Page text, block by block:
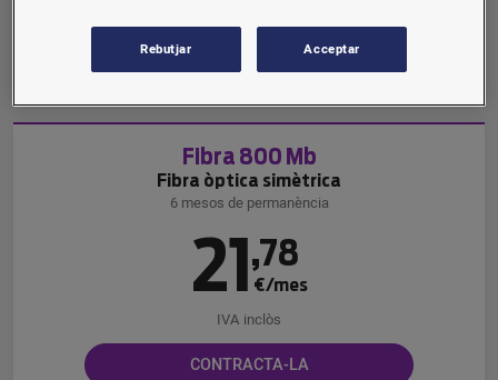
Fibra 800 Mb
Fibra òptica simètrica
6 mesos de permanència
21,78
€/mes
IVA inclòs
CONTRACTA-LA
Rebutjar Acceptar